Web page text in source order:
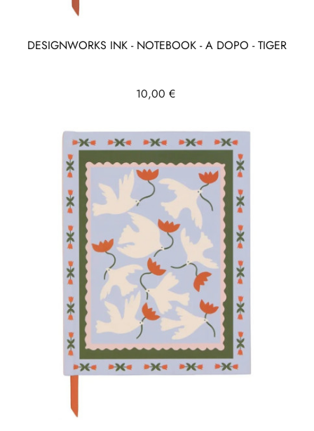
DESIGNWORKS INK - NOTEBOOK - A DOPO - TIGER
Prix
10,00 €